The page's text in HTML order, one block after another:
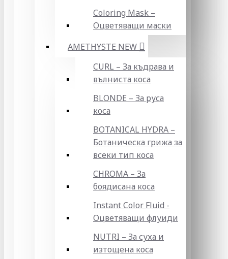
Coloring Mask –
Оцветяващи маски
AMETHYSTE NEW
CURL – За къдрава и
вълниста коса
BLONDE – За руса
коса
BOTANICAL HYDRA –
Ботаническа грижа за
всеки тип коса
CHROMA – За
боядисана коса
Instant Color Fluid -
Оцветяващи флуиди
NUTRI – За суха и
изтощена коса